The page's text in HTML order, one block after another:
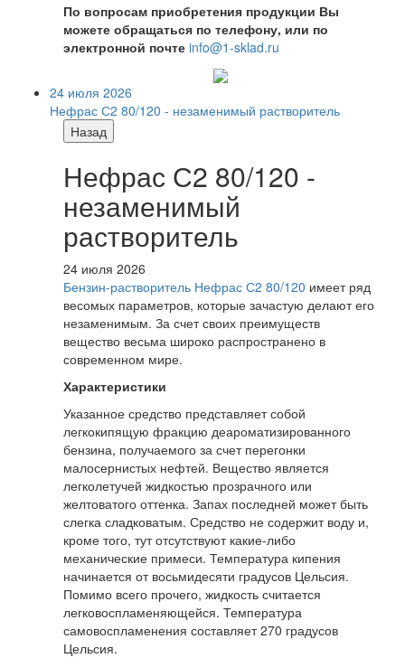
По вопросам приобретения продукции Вы
можете обращаться по телефону, или по
электронной почте info@1-sklad.ru
24 июля 2026
Нефрас С2 80/120 - незаменимый растворитель
Назад
Нефрас С2 80/120 -
незаменимый
растворитель
24 июля 2026
Бензин-растворитель Нефрас С2 80/120 имеет ряд
весомых параметров, которые зачастую делают его
незаменимым. За счет своих преимуществ
вещество весьма широко распространено в
современном мире.
Характеристики
Указанное средство представляет собой
легкокипящую фракцию деароматизированного
бензина, получаемого за счет перегонки
малосернистых нефтей. Вещество является
легколетучей жидкостью прозрачного или
желтоватого оттенка. Запах последней может быть
слегка сладковатым. Средство не содержит воду и,
кроме того, тут отсутствуют какие-либо
механические примеси. Температура кипения
начинается от восьмидесяти градусов Цельсия.
Помимо всего прочего, жидкость считается
легковоспламеняющейся. Температура
самовоспламенения составляет 270 градусов
Цельсия.